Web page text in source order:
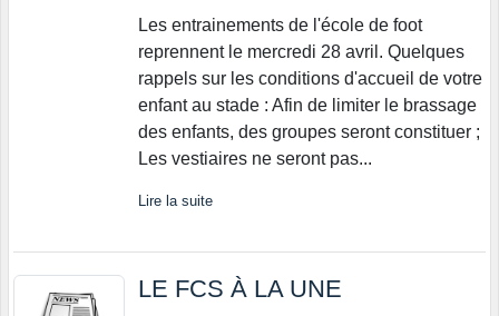
Les entrainements de l'école de foot
reprennent le mercredi 28 avril. Quelques
rappels sur les conditions d'accueil de votre
enfant au stade : Afin de limiter le brassage
des enfants, des groupes seront constituer ;
Les vestiaires ne seront pas...
Lire la suite
LE FCS À LA UNE